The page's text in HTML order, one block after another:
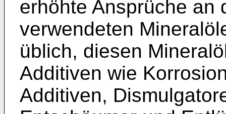
erhöhte Ansprüche an
verwendeten
üblich, diesen
Additiven wie
Additiven,